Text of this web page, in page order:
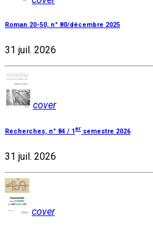
Roman 20-50, n° 80/décembre 2025
31 juil. 2026
cover
Recherches, n° 84 / 1 er semestre 2026
31 juil. 2026
cover